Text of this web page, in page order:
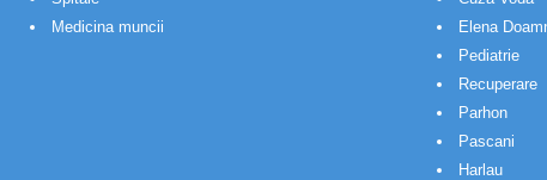
Medicina muncii
Elena
Pediatrie
Recuperare
Parhon
Pascani
Harlau